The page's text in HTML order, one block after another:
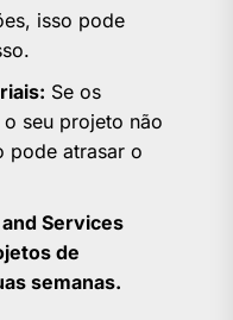
isso pode
Se os
seu projeto não
pode atrasar o
Services
de
semanas.